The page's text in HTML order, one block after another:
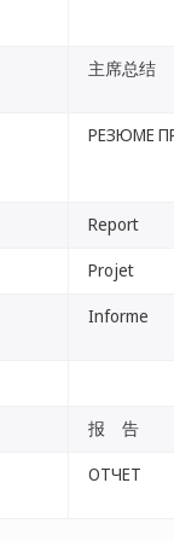
主席总结
РЕЗЮМЕ
Report
Projet
Informe
报 告
ОТЧЕТ